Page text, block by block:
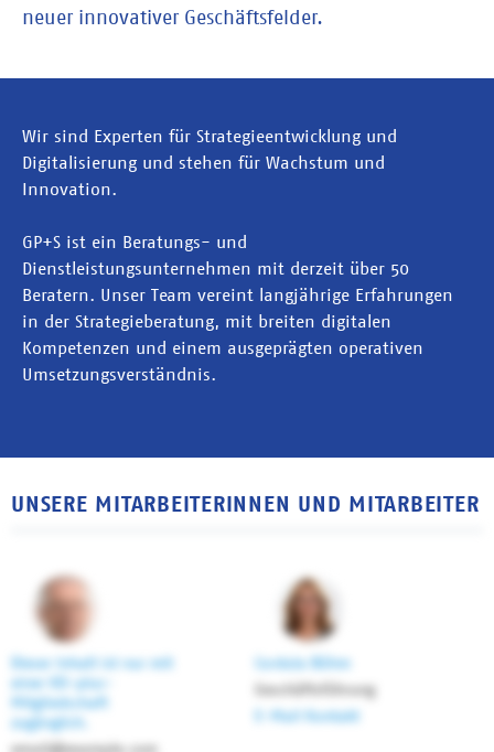
neuer innovativer Geschäftsfelder.
Wir sind Experten für Strategieentwicklung und
Digitalisierung und stehen für Wachstum und
Innovation.
GP+S ist ein Beratungs- und
Dienstleistungsunternehmen mit derzeit über 50
Beratern. Unser Team vereint langjährige Erfahrungen
in der Strategieberatung, mit breiten digitalen
Kompetenzen und einem ausgeprägten operativen
Umsetzungsverständnis.
UNSERE MITARBEITERINNEN UND MITARBEITER
Dieser Inhalt ist nur mit
einer KD-plus-
Mitgliedschaft
zugänglich.
Cordula Böhm
Geschäftsführung
E-Mail Kontakt